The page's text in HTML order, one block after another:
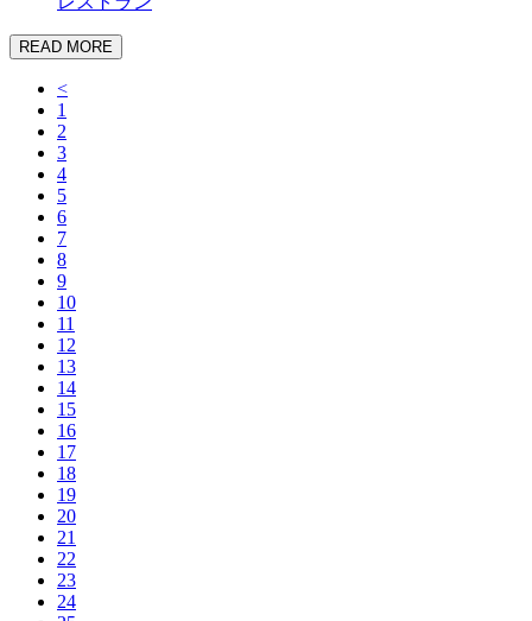
READ MORE
<
1
2
3
4
5
6
7
8
9
10
11
12
13
14
15
16
17
18
19
20
21
22
23
24